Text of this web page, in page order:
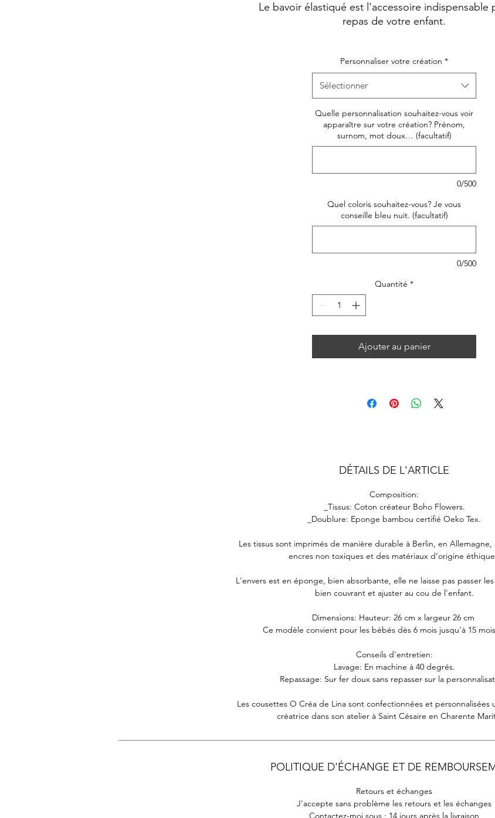
Le bavoir élastiqué est l'accessoire indispensable
repas de votre enfant.
autonomie. Tient bien en place tout le long du
Personnalisez ce joli bavoir avec le prénom de
original et UNIQUE!
Disponible uniquement sur commande.
Personnaliser votre création *
Sélectionner
Quelle personnalisation souhaitez-vous voir
apparaître sur votre création? Prénom,
surnom, mot doux… (facultatif)
0/500
Quel coloris souhaitez-vous? Je vous
conseille bleu nuit. (facultatif)
0/500
Quantité *
Ajouter au panier
DÉTAILS DE L'ARTICLE
Composition:
_Tissus: Coton créateur Boho Flowers.
_Doublure: Eponge bambou certifié Oeko Tex.
Les tissus sont imprimés de manière durable à Berlin, en
encres non toxiques et des matériaux d’origine
L'envers est en éponge, bien absorbante, elle ne laisse pas passer
bien couvrant et ajuster au cou de l'enfant.
Dimensions: Hauteur: 26 cm x largeur 26 cm
Ce modèle convient pour les bébés dès 6 mois jusqu'à 15
Conseils d'entretien:
Lavage: En machine à 40 degrés.
Repassage: Sur fer doux sans repasser sur la
Les cousettes O Créa de Lina sont confectionnées et personnalisées
créatrice dans son atelier à Saint Césaire en Charente
POLITIQUE D'ÉCHANGE ET DE
Retours et échanges
J'accepte sans problème les retours et les échanges
Contactez-moi sous : 14 jours après la livraison